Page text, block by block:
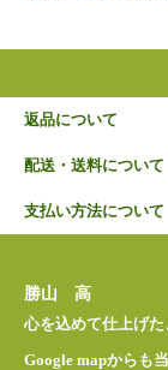
返品について
配送・送料について
支払い方法について
勝山 高
心を込めて仕上げた
Google mapからも